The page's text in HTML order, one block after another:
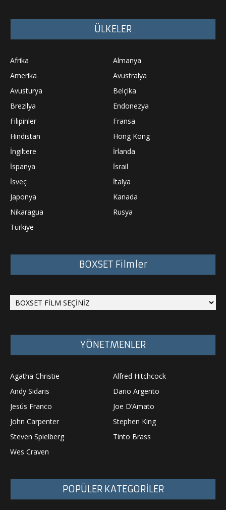
ÜLKELER
Afrika
Almanya
Amerika
Avustralya
Avusturya
Belçika
Brezilya
Endonezya
Filipinler
Fransa
Hindistan
Hong Kong
İngiltere
İrlanda
İspanya
İsrail
İsveç
İtalya
Japonya
Kanada
Nikaragua
Rusya
Türkiye
BOXSET Filmler
YÖNETMENLER
Agatha Christie
Alfred Hitchcock
Andy Sidaris
Dario Argento
Jesús Franco
Joe D’Amato
John Carpenter
Stephen King
Steven Spielberg
Tinto Brass
Wes Craven
POPÜLER KATEGORİLER